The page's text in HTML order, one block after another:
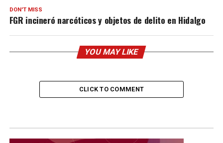
DON'T MISS
FGR incineró narcóticos y objetos de delito en Hidalgo
YOU MAY LIKE
CLICK TO COMMENT